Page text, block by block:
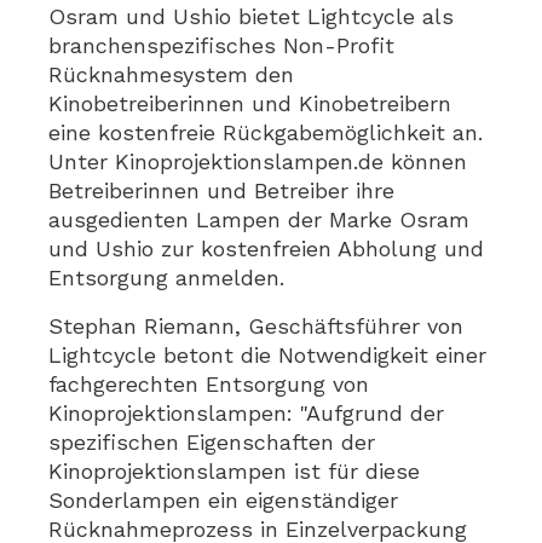
Osram und Ushio bietet Lightcycle als
branchenspezifisches Non-Profit
Rücknahmesystem den
Kinobetreiberinnen und Kinobetreibern
eine kostenfreie Rückgabemöglichkeit an.
Unter Kinoprojektionslampen.de können
Betreiberinnen und Betreiber ihre
ausgedienten Lampen der Marke Osram
und Ushio zur kostenfreien Abholung und
Entsorgung anmelden.
Stephan Riemann, Geschäftsführer von
Lightcycle betont die Notwendigkeit einer
fachgerechten Entsorgung von
Kinoprojektionslampen: "Aufgrund der
spezifischen Eigenschaften der
Kinoprojektionslampen ist für diese
Sonderlampen ein eigenständiger
Rücknahmeprozess in Einzelverpackung